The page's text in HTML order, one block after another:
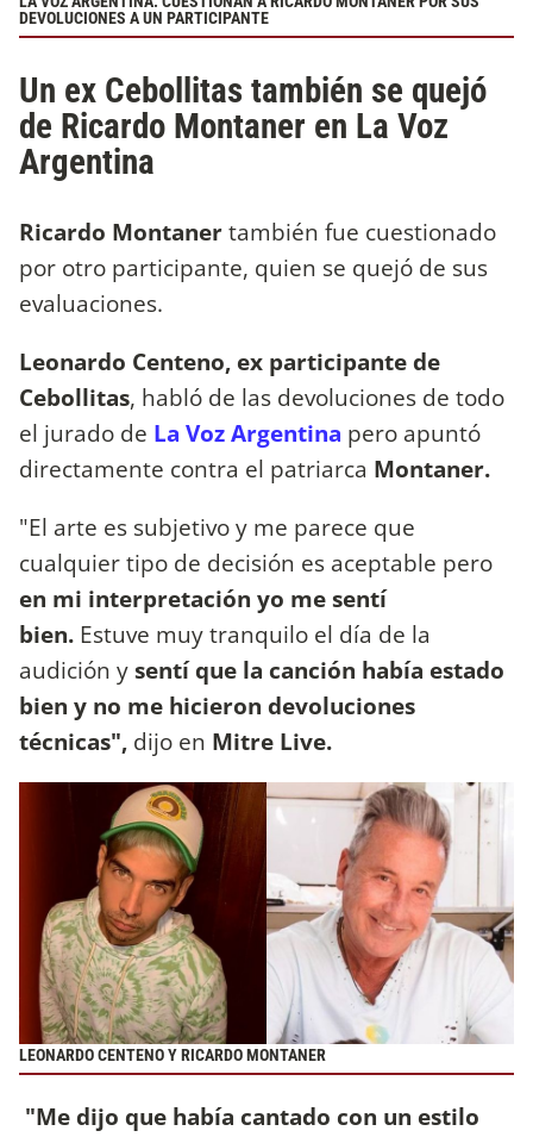
DEVOLUCIONES A UN PARTICIPANTE
Un ex Cebollitas también se quejó
de Ricardo Montaner en La Voz
Argentina
Ricardo Montanertambién fue cuestionado
por otro participante, quien se quejó de sus
evaluaciones.
Leonardo Centeno, ex participante de
Cebollitas, habló de las devoluciones de todo
el jurado de La Voz Argentina pero apuntó
directamente contra el patriarca Montaner.
"El arte es subjetivo y me parece que
cualquier tipo de decisión es aceptable pero
en mi interpretación yo me sentí
bien. Estuve muy tranquilo el día de la
audición ysentí que la canción había estado
bien y no me hicieron devoluciones
técnicas", dijo en Mitre Live.
LEONARDO CENTENO Y RICARDO MONTANER
"Me dijo que había cantado con un estilo